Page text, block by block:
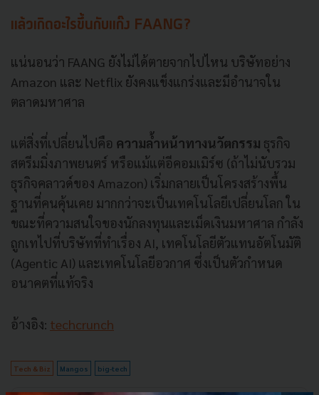
แล้วเกิดอะไรขึ้นกับแก๊ง FAANG?
แน่นอนว่า FAANG ยังไม่ได้ตายจากไปไหน บริษัทอย่าง
Amazon และ Netflix ยังคงแข็งแกร่งและมีอำนาจใน
ตลาดมหาศาล
แต่สิ่งที่เปลี่ยนไปคือ ความล้ำหน้าทางนวัตกรรม ธุรกิจ
สตรีมมิ่งภาพยนตร์ หรือแม้แต่อีคอมเมิร์ซ (ถ้าไม่นับรวม
ธุรกิจคลาวด์ของ Amazon) เริ่มกลายเป็นโครงสร้างพื้น
ฐานที่คนคุ้นเคย มากกว่าจะเป็นเทคโนโลยีเปลี่ยนโลก ใน
ขณะที่ความสนใจของนักลงทุนและเม็ดเงินมหาศาล กำลัง
ถูกเทไปที่บริษัทที่ทำเรื่อง AI, เทคโนโลยีตัวแทนอัตโนมัติ
(Agentic AI) และเทคโนโลยีอวกาศ ซึ่งเป็นตัวกำหนด
อนาคตที่แท้จริง
อ้างอิง: techcrunch
Tech & Biz Mangos big-tech